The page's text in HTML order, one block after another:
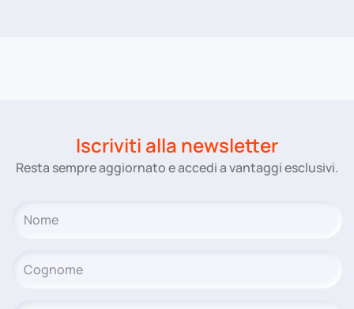
Iscriviti alla newsletter
Resta sempre aggiornato e accedi a vantaggi esclusivi.